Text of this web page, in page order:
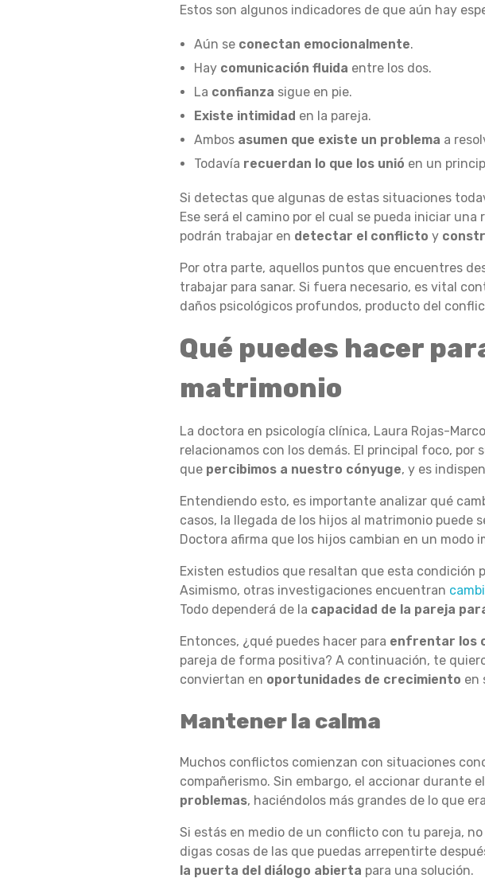
E
Z
E
S
D
E
M
A
S
I
A
D
O
T
A
Estos son algunos indicadores de que aún hay
Aún seconectan emocionalmente.
Hay comunicación fluida entre los dos.
La confianza sigue en pie.
Existe intimidad en la pareja.
Ambos asumen que existe un problema a
Todavía recuerdan lo que los unió en un
Si detectas que algunas de estas situaciones
Ese será el camino por el cual se pueda iniciar
podrán trabajar en detectar el conflictoy
Por otra parte, aquellos puntos que encuentres
trabajar para sanar. Si fuera necesario, es vital
daños psicológicos profundos, producto del
Qué puedes hacer
matrimonio
La doctora en psicología clínica, Laura Rojas-
relacionamos con los demás. El principal foco, por
que percibimos a nuestro cónyuge, y es
Entendiendo esto, es importante analizar qué
casos, la llegada de los hijos al matrimonio puede
Doctora afirma que los hijos cambian en un modo
Existen estudios que resaltan que esta condición
Asimismo, otras investigaciones encuentran
Todo dependerá de la capacidad de la pareja
Entonces, ¿qué puedes hacer para enfrentar los
pareja de forma positiva? A continuación, te
conviertan en oportunidades de crecimiento en
Mantener la calma
Muchos conflictos comienzan con situaciones
compañerismo. Sin embargo, el accionar durante
problemas, haciéndolos más grandes de lo que
Si estás en medio de un conflicto con tu pareja,
digas cosas de las que puedas arrepentirte
la puerta del diálogo abierta para una solución.